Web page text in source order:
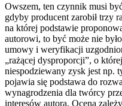
Owszem, ten czynnik musi
gdyby producent zarobił trzy
na której podstawie
autorowi, to być może nie
umowy i weryfikacji
„rażącej dysproporcji”, o
niespodziewany zysk jest np.
pojawia się podstawa do
wynagrodzenia dla twórcy
interesów autora. Ocena